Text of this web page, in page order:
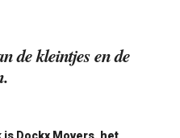
de kleintjes en de
is Dockx Movers, het